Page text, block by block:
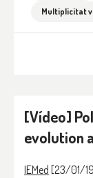
Multiplicitat
[Vídeo]
evolution
IEMed [23/01/